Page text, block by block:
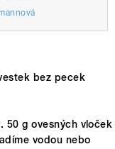
bez pecek
50 g ovesných vloček
vodou nebo